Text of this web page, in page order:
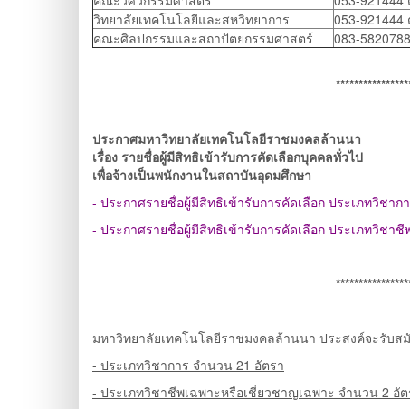
วิทยาลัยเทคโนโลยีและสหวิทยาการ
053-921444
คณะศิลปกรรมและสถาปัตยกรรมศาสตร์
083-5820788
ประกาศมหาวิทยาลัยเทคโนโลยีราชมงคลล้านนา
เรื่อง รายชื่อผู้มีสิทธิเข้ารับการคัดเลือกบุคคลทั่วไป
เพื่อจ้างเป็นพนักงานในสถาบันอุดมศึกษา
- ประกาศรายชื่อผู้มีสิทธิเข้ารับการคัดเลือก ประเภทวิชาก
- ประกาศรายชื่อผู้มีสิทธิเข้ารับการคัดเลือก ประเภทวิชา
มหาวิทยาลัยเทคโนโลยีราชมงคลล้านนา ประสงค์จะรับ
- ประเภทวิชาการ จำนวน 21 อัตรา
- ประเภทวิชาชีพเฉพาะหรือเชี่ยวชาญเฉพาะ จำนวน 2 อัต